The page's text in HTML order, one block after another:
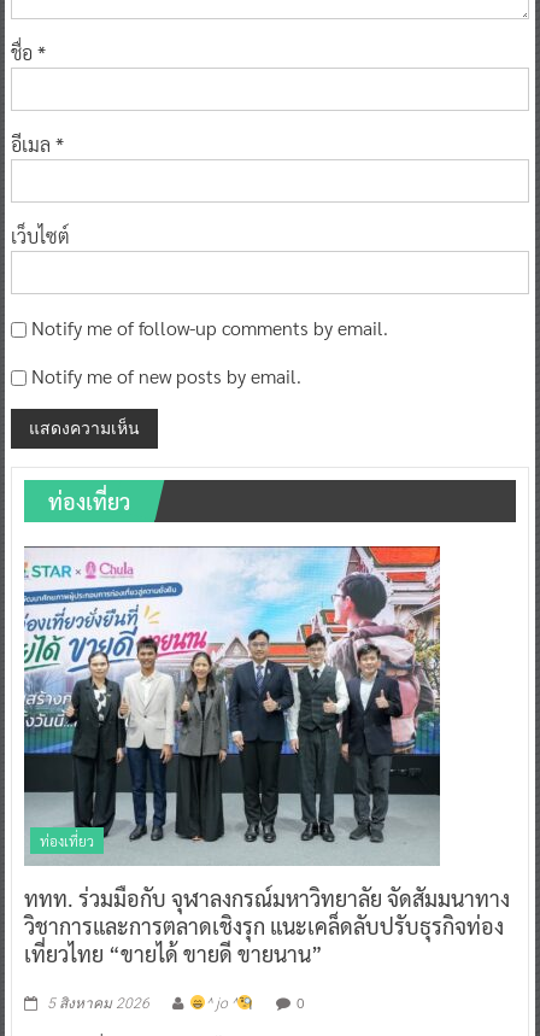
ชื่อ *
อีเมล *
เว็บไซต์
Notify me of follow-up comments by email.
Notify me of new posts by email.
ท่องเที่ยว
ท่องเที่ยว
ททท. ร่วมมือกับ จุฬาลงกรณ์มหาวิทยาลัย จัดสัมมนาทาง
วิชาการและการตลาดเชิงรุก แนะเคล็ดลับปรับธุรกิจท่อง
เที่ยวไทย “ขายได้ ขายดี ขายนาน”
5 สิงหาคม 2026 ^ jo ^ 0